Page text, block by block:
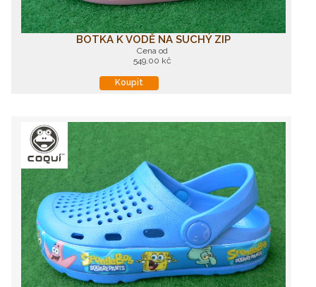
BOTKA K VODĚ NA SUCHÝ ZIP
Cena od
549,00 kč
Koupit